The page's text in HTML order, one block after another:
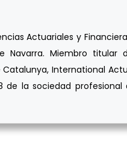
Actuariales y
Navarra. Miembro titular
International
de la sociedad profesional